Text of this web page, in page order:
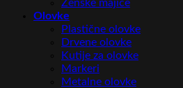
Ženske majice
Olovke
Plastične olovke
Drvene olovke
Kutije za olovke
Markeri
Metalne olovke